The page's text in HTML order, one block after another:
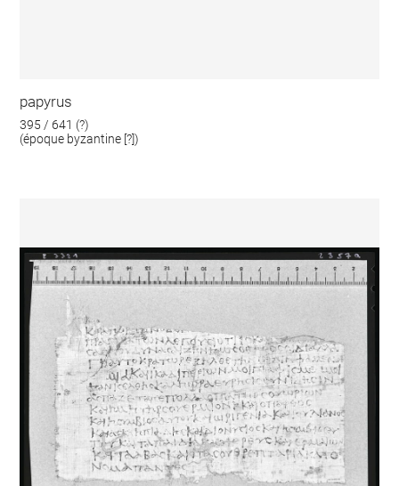
papyrus
395 / 641 (?)
(époque byzantine [?])